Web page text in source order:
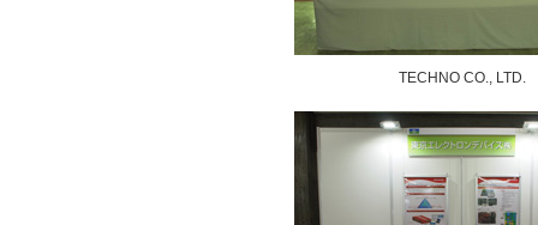
TECHNO CO., LTD.